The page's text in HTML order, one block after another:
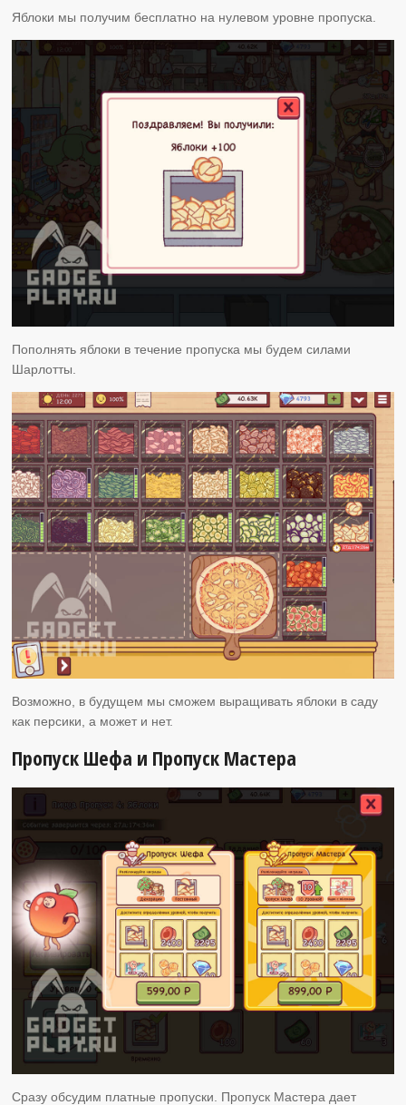
Яблоки мы получим бесплатно на нулевом уровне пропуска.
Пополнять яблоки в течение пропуска мы будем силами
Шарлотты.
Возможно, в будущем мы сможем выращивать яблоки в саду
как персики, а может и нет.
Пропуск Шефа и Пропуск Мастера
Сразу обсудим платные пропуски. Пропуск Мастера дает